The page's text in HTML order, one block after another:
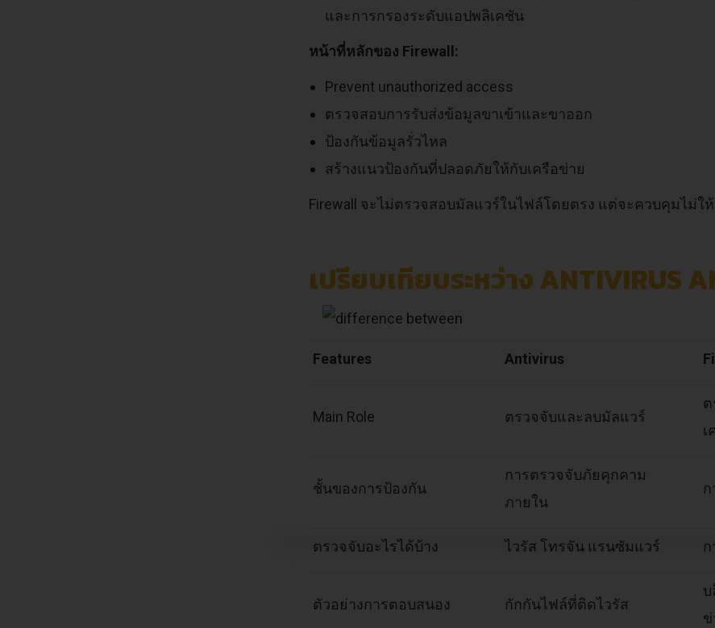
และการกรองระดับแอปพลิเคชัน
หน้าที่หลักของ Firewall:
Prevent unauthorized access
ตรวจสอบการรับส่งข้อมูลขาเข้าและขาออก
ป้องกันข้อมูลรั่วไหล
สร้างแนวป้องกันที่ปลอดภัยให้กับเครือข่าย
Firewall จะไม่ตรวจสอบมัลแวร์ในไฟล์โดยตรง แต่จะควบคุมไม่
เปรียบเทียบระหว่าง ANTIVIRUS
Features Antivirus
Main Role ตรวจจับและลบมัลแวร์
ชั้นของการป้องกัน
การตรวจจับภัยคุกคาม
ภายใน
ตรวจจับอะไรได้บ้าง ไวรัส โทรจัน แรนซัมแวร์
ตัวอย่างการตอบสนอง กักกันไฟล์ที่ติดไวรัส
ข่